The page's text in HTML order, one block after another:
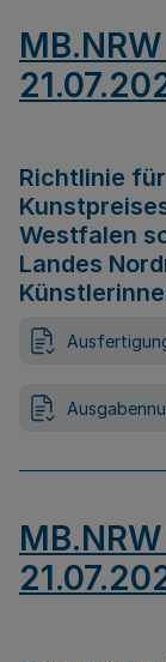
Richtlinie
Westfalen
Landes